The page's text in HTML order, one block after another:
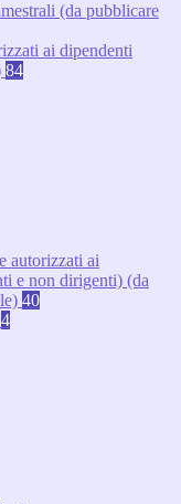
(da pubblicare
ai dipendenti
84
autorizzati ai
e non dirigenti) (da
40
4